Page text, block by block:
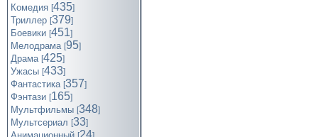
Комедия [435]
Триллер [379]
Боевики [451]
Мелодрама [95]
Драма [425]
Ужасы [433]
Фантастика [357]
Фэнтази [165]
Мультфильмы [348]
Мультсериал [33]
24